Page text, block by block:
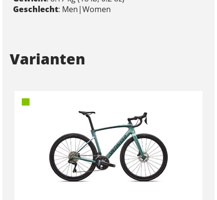
Geschlecht: Men|Women
Varianten